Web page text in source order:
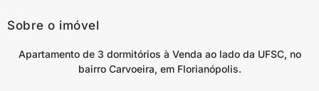
Sobre o imóvel
Apartamento de 3 dormitórios à Venda ao lado da UFSC, no
bairro Carvoeira, em Florianópolis.